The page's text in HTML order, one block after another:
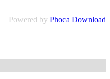
Powered by Phoca Download